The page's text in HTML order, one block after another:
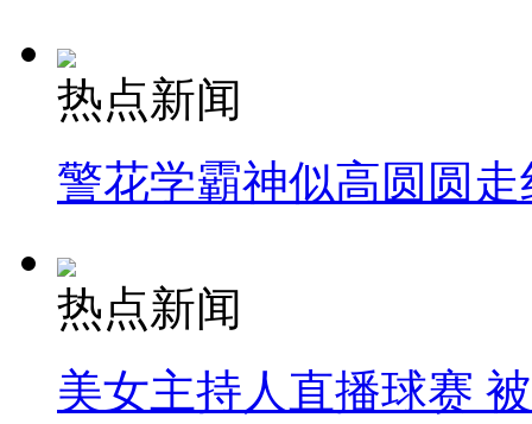
热点新闻
警花学霸神似高圆圆走
热点新闻
美女主持人直播球赛